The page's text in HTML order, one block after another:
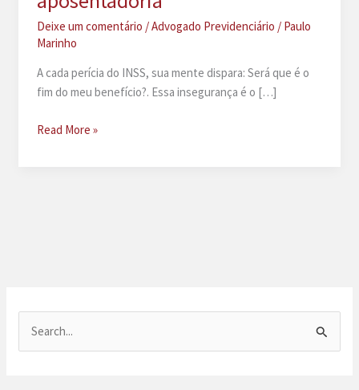
Deixe um comentário /Advogado Previdenciário / Paulo
Marinho
A cada perícia do INSS, sua mente dispara: Será que é o
fim do meu benefício?. Essa insegurança é o […]
Conversão
Read More »